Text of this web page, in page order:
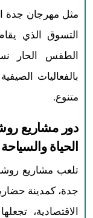
مثل مهرجان جدة
التسوق الذي
الطقس الحار
بالفعاليات
متنوع.​
دور مشاريع
الحياة
تلعب مشاريع
جدة، كمدينة
الاقتصادية،